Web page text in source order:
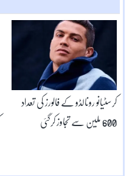
کرسٹیانو رونالڈو کے فالورز کی تعداد
600 ملین سے تجاوز کرگئی